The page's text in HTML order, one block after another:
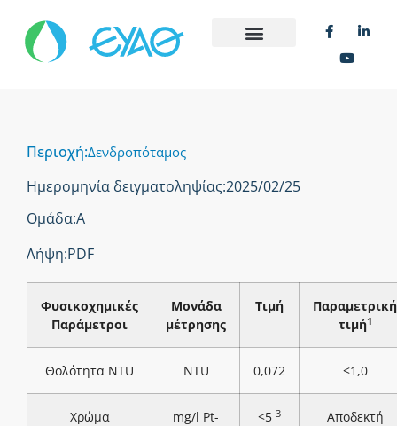
Περιοχή:Δενδροπόταμος
Ημερομηνία δειγματοληψίας:2025/02/25
Ομάδα:Α
Λήψη:PDF
Φυσικοχημικές
Παράμετροι
Μονάδα
μέτρησης
Τιμή
Παραμετρική
τιμή1
Θολότητα NTU NTU 0,072 <1,0
Χρώμα
mg/l Pt-
<5 3
Αποδεκτή